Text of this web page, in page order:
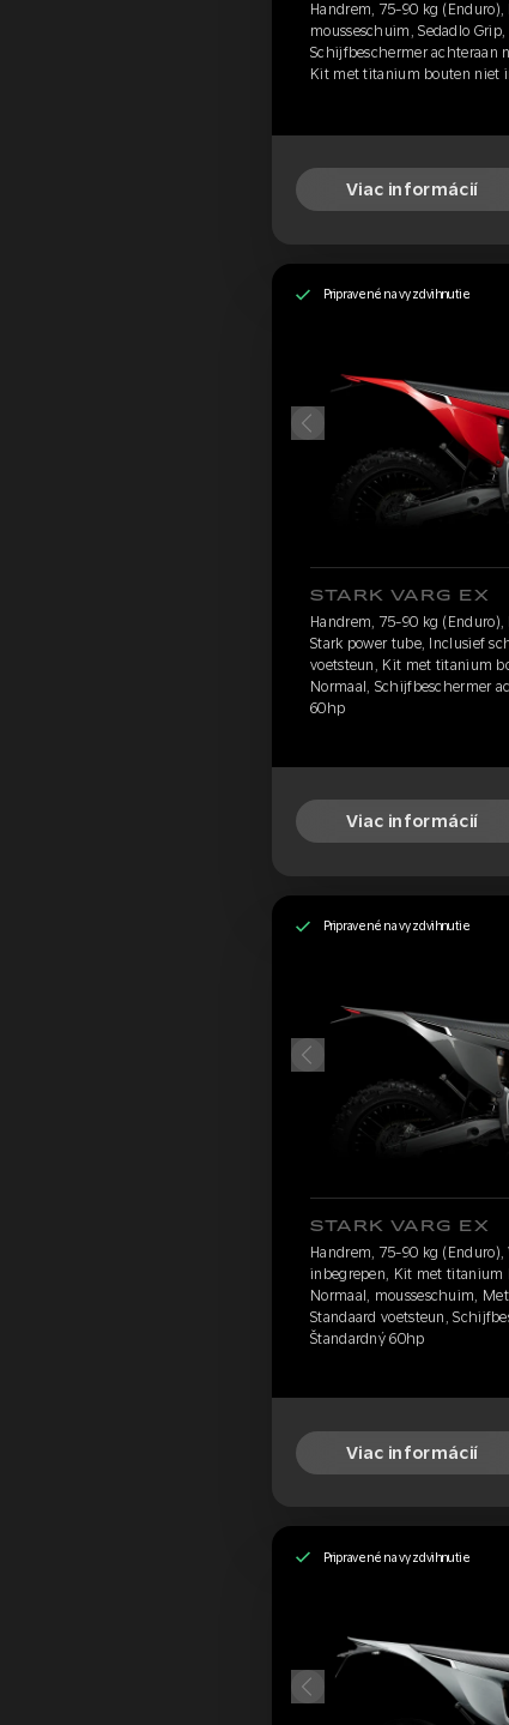
Handrem, 75-90 kg
mousseschuim, Sedadlo
Schijfbeschermer achteraan
Kit met titanium bouten niet
Viac informácií
Pripravené na vyzdvihnutie
STARK VARG EX
Handrem, 75-90 kg
Stark power tube, Inclusief
voetsteun, Kit met titanium
Normaal, Schijfbeschermer
60hp
Viac informácií
Pripravené na vyzdvihnutie
STARK VARG EX
Handrem, 75-90 kg
inbegrepen, Kit met titanium
Normaal, mousseschuim,
Standaard voetsteun,
Štandardný 60hp
Viac informácií
Pripravené na vyzdvihnutie